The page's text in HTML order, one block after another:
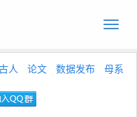
Toggle
人 论文 数据发布
母系